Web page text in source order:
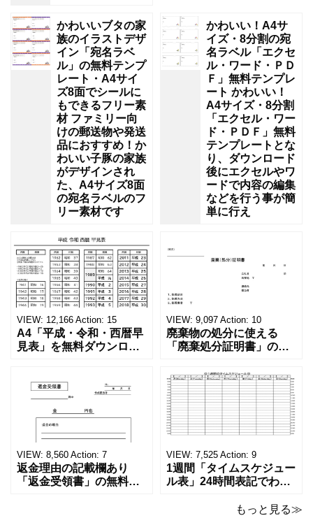
かわいいブタの家
族のイラストデザ
イン「宛名ラベ
ル」の無料テンプ
レート・A4サイ
ズ8面でシールに
もできるフリー素
材 ファミリー向
けの郵送物や発送
品におすすめ！か
わいい子豚の家族
がデザインされ
た、A4サイズ8面
の宛名ラベルのフ
リー素材です
かわいい！A4サ
イズ・8分割の宛
名ラベル「エクセ
ル・ワード・ＰＤ
Ｆ」無料テンプレ
ート かわいい！
A4サイズ・8分割
「エクセル・ワー
ド・ＰＤＦ」無料
テンプレートとな
り、ダウンロード
後にエクセルやワ
ードで内容の編集
などを行う事が簡
単に行え
VIEW: 12,166 Action: 15
A4「平成・令和・西暦早
見表」を無料ダウンロー
る！印刷可能な一覧表！
印刷可能な平成・令和・
西暦早見表を無料ダウン
ロードでご利用いただけ
ます。 パソコンに保存し
ていただくか、A4サイズ
でコピーしてご
VIEW: 9,097 Action: 10
廃棄物の処分に使える
「廃棄処分証明書」の無
ーカーの代理店、回収業
者へおすすめ！(Excel・
Word・PDF)正しく廃棄
されたことを証明する書
類「廃棄処分証明書」の
テンプレートです。 量販
店や家電メーカーの代理
店、回収
VIEW: 8,560 Action: 7
返金理由の記載欄あり
「返金受領書」の無料テ
VIEW: 7,525 Action: 9
1週間「タイムスケジュー
ル表」24時間表記でわか
ト！A4横型ExcelやWord
もっと見る≫